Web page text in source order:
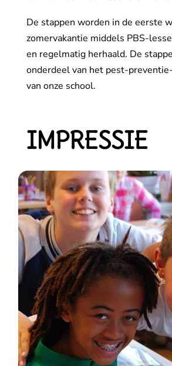
De stappen worden in de eerste
zomervakantie middels PBS-
en regelmatig herhaald. De
onderdeel van het pest-
van onze school.
IMPRESSIE